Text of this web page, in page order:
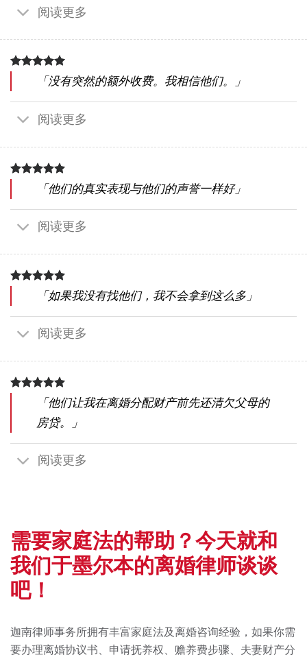
阅读更多
「没有突然的额外收费。我相信他们。」
阅读更多
「他们的真实表现与他们的声誉一样好」
阅读更多
「如果我没有找他们，我不会拿到这么多」
阅读更多
「他们让我在离婚分配财产前先还清欠父母的
房贷。」
阅读更多
需要家庭法的帮助？今天就和
我们于墨尔本的离婚律师谈谈
吧！
迦南律师事务所拥有丰富家庭法及离婚咨询经验，如果你需
要办理离婚协议书、申请抚养权、赡养费步骤、夫妻财产分